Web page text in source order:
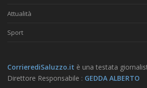
Attualità
Sport
CorrierediSaluzzo.it è una testata
Direttore Responsabile : GEDDA ALBERTO